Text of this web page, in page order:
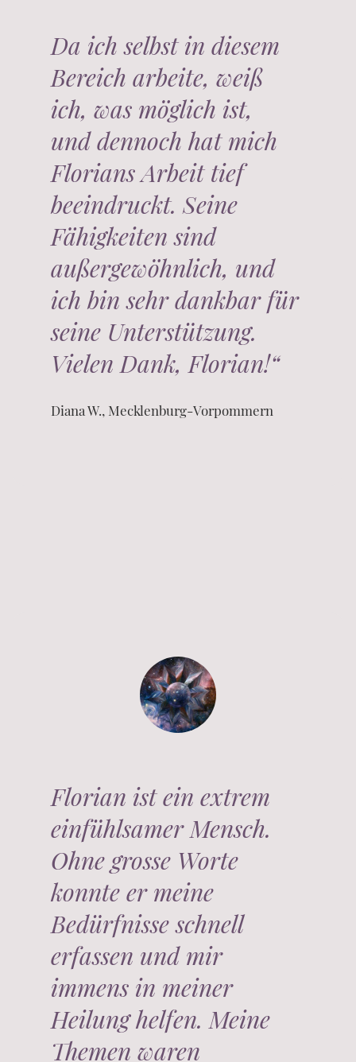
Da ich selbst in diesem
Bereich arbeite, weiß
ich, was möglich ist,
und dennoch hat mich
Florians Arbeit tief
beeindruckt. Seine
Fähigkeiten sind
außergewöhnlich, und
ich bin sehr dankbar für
seine Unterstützung.
Vielen Dank, Florian!“
Diana W., Mecklenburg-Vorpommern
Florian ist ein extrem
einfühlsamer Mensch.
Ohne grosse Worte
konnte er meine
Bedürfnisse schnell
erfassen und mir
immens in meiner
Heilung helfen. Meine
Themen waren